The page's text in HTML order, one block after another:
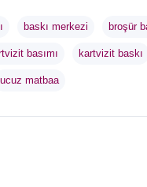
baskı merkezi broşür
basımı kartvizit baskı
ucuz matbaa